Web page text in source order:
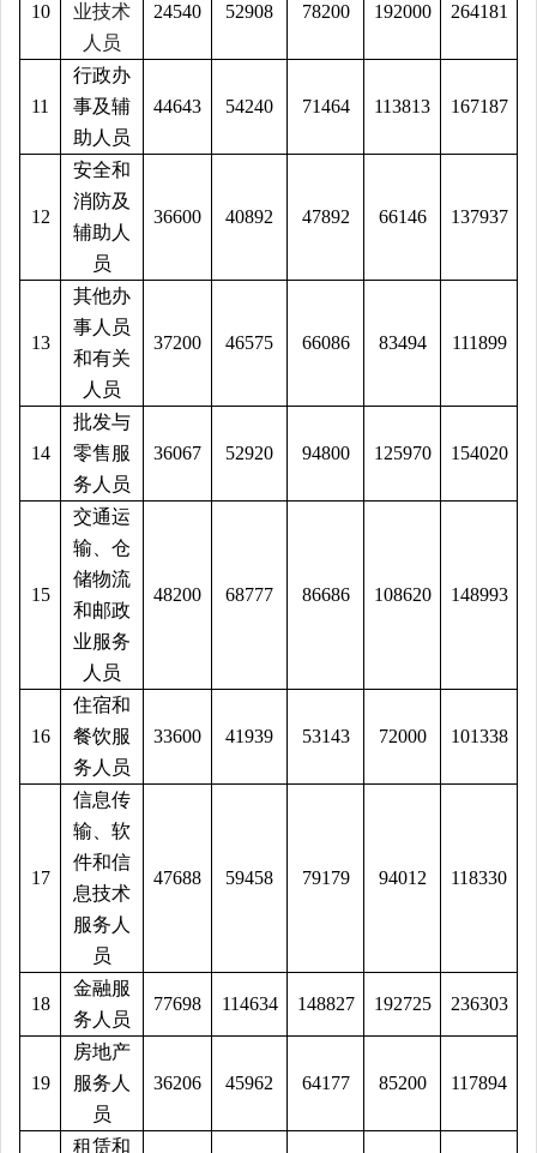
10
业技术
人员
24540 52908 78200 192000 264181
11
行政办
事及辅
助人员
44643 54240 71464 113813 167187
12
安全和
消防及
辅助人
员
36600 40892 47892 66146 137937
13
其他办
事人员
和有关
人员
37200 46575 66086 83494 111899
14
批发与
零售服
务人员
36067 52920 94800 125970 154020
15
交通运
输、仓
储物流
和邮政
业服务
人员
48200 68777 86686 108620 148993
16
住宿和
餐饮服
务人员
33600 41939 53143 72000 101338
17
信息传
输、软
件和信
息技术
服务人
员
47688 59458 79179 94012 118330
18
金融服
务人员
77698 114634 148827 192725 236303
19
房地产
服务人
员
36206 45962 64177 85200 117894
租赁和